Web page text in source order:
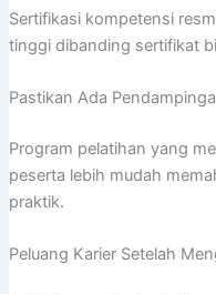
Sertifikasi kompetensi
tinggi dibanding sertifikat
Pastikan Ada
Program pelatihan yang
peserta lebih mudah
praktik.
Peluang Karier Setelah